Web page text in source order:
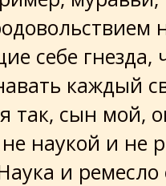
себе гнезда,
каждый
так, сын мой,
наукой и не
и ремесло